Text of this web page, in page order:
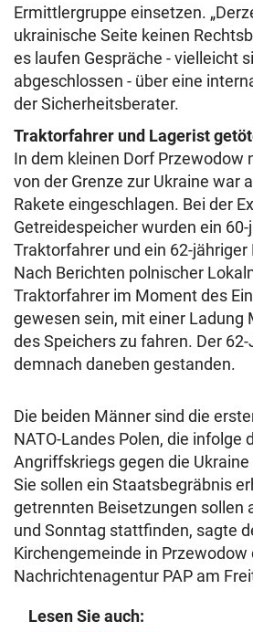
Ermittlergruppe einsetzen.
ukrainische Seite keinen
es laufen Gespräche - vielleicht
abgeschlossen - über eine
der Sicherheitsberater.
Traktorfahrer und Lagerist
In dem kleinen Dorf Przewodow
von der Grenze zur Ukraine war
Rakete eingeschlagen. Bei der
Getreidespeicher wurden ein
Traktorfahrer und ein 62-
Nach Berichten polnischer
Traktorfahrer im Moment des
gewesen sein, mit einer Ladung
des Speichers zu fahren. Der
demnach daneben gestanden.
Die beiden Männer sind die
NATO-Landes Polen, die infolge
Angriffskriegs gegen die
Sie sollen ein Staatsbegräbnis
getrennten Beisetzungen sollen
und Sonntag stattfinden, sagte
Kirchengemeinde in Przewodow
Nachrichtenagentur PAP am
Lesen Sie auch: